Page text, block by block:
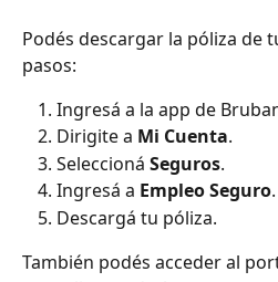
Podés descargar la póliza de
pasos:
Ingresá a la app de
Dirigite a Mi Cuenta.
Seleccioná Seguros.
Ingresá a Empleo Seguro.
Descargá tu póliza.
También podés acceder al